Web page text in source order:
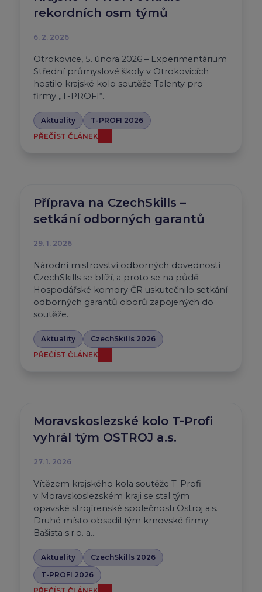
rekordních osm týmů
6. 2. 2026
Otrokovice, 5. února 2026 – Experimentárium
Střední průmyslové školy v Otrokovicích
hostilo krajské kolo soutěže Talenty pro
firmy „T-PROFI“.
Aktuality
T-PROFI 2026
PŘEČÍST ČLÁNEK
Příprava na CzechSkills –
setkání odborných garantů
29. 1. 2026
Národní mistrovství odborných dovedností
CzechSkills se blíží, a proto se na půdě
Hospodářské komory ČR uskutečnilo setkání
odborných garantů oborů zapojených do
soutěže.
Aktuality
CzechSkills 2026
PŘEČÍST ČLÁNEK
Moravskoslezské kolo T-Profi
vyhrál tým OSTROJ a.s.
27. 1. 2026
Vítězem krajského kola soutěže T-Profi
v Moravskoslezském kraji se stal tým
opavské strojírenské společnosti Ostroj a.s.
Druhé místo obsadil tým krnovské firmy
Bašista s.r.o. a…
Aktuality
CzechSkills 2026
T-PROFI 2026